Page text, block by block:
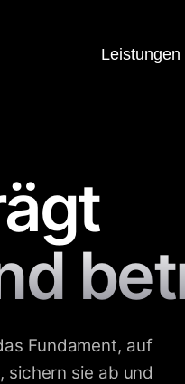
Leistungen
Fundament, auf
sichern sie ab und